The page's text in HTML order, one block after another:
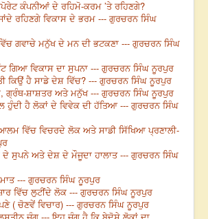
ਕੰਪਨੀਆਂ ਦੇ ਰਹਿਮੋ-ਕਰਮ ’ਤੇ ਰਹਿਣਗੇ?
ਰਹਿਣਗੇ ਵਿਕਾਸ ਦੇ ਭਰਮ --- ਗੁਰਚਰਨ ਸਿੰਘ
ਗਵਾਚੇ ਮਨੁੱਖ ਦੇ ਮਨ ਦੀ ਭਟਕਣਾ --- ਗੁਰਚਰਨ ਸਿੰਘ
ਗਿਆ ਵਿਕਾਸ ਦਾ ਸੁਪਨਾ --- ਗੁਰਚਰਨ ਸਿੰਘ ਨੂਰਪੁਰ
ਕਿਉਂ ਹੈ ਸਾਡੇ ਦੇਸ਼ ਵਿੱਚ? --- ਗੁਰਚਰਨ ਸਿੰਘ ਨੂਰਪੁਰ
ਗ੍ਰੰਥ-ਸ਼ਾਸ਼ਤਰ ਅਤੇ ਮਨੁੱਖ --- ਗੁਰਚਰਨ ਸਿੰਘ ਨੂਰਪੁਰ
ਹੁੰਦੀ ਹੈ ਲੋਕਾਂ ਦੇ ਵਿਵੇਕ ਦੀ ਹੱਤਿਆ --- ਗੁਰਚਰਨ ਸਿੰਘ
ਵਿੱਚ ਵਿਚਰਦੇ ਲੋਕ ਅਤੇ ਸਾਡੀ ਸਿੱਖਿਆ ਪ੍ਰਣਾਲੀ-
ਸੁਪਨੇ ਅਤੇ ਦੇਸ਼ ਦੇ ਮੌਜੂਦਾ ਹਾਲਾਤ --- ਗੁਰਚਰਨ ਸਿੰਘ
--- ਗੁਰਚਰਨ ਸਿੰਘ ਨੂਰਪੁਰ
ਵਿੱਚ ਲੁਟੀਂਦੇ ਲੋਕ --- ਗੁਰਚਰਨ ਸਿੰਘ ਨੂਰਪੁਰ
( ਚੋਣਵੇਂ ਵਿਚਾਰ) --- ਗੁਰਚਰਨ ਸਿੰਘ ਨੂਰਪੁਰ